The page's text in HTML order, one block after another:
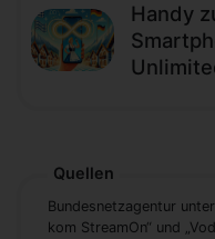
Handy
Quellen
Bundesnetzagentur
kom Stre­a­mOn“ und